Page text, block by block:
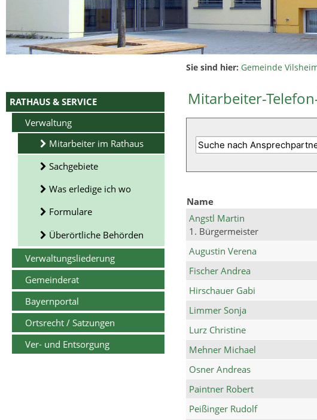
RATHAUS & SERVICE
Verwaltung
Mitarbeiter im Rathaus
Sachgebiete
Was erledige ich wo
Formulare
Überörtliche Behörden
Verwaltungsliederung
Gemeinderat
Bayernportal
Ortsrecht / Satzungen
Ver- und Entsorgung
Sie sind hier: Gemeinde
Mitarbeiter-
Name
Angstl Martin
1. Bürgermeister
Augustin Verena
Fischer Andrea
Hirschauer Gabi
Limmer Sonja
Lurz Christine
Mehner Michael
Osner Andreas
Paintner Robert
Peißinger Rudolf